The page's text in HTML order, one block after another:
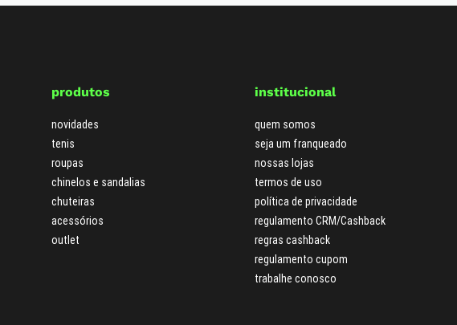
produtos
novidades
tenis
roupas
chinelos e sandalias
chuteiras
acessórios
outlet
institucional
quem somos
seja um franqueado
nossas lojas
termos de uso
política de privacidade
regulamento CRM/Cashback
regras cashback
regulamento cupom
trabalhe conosco